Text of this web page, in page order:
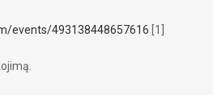
events/493138448657616 [1]